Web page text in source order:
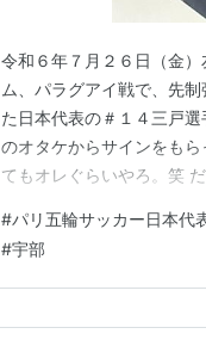
令和６年７月２６日（金
ム、パラグアイ戦で、先
た日本代表の＃１４三戸
のオタケからサインをも
てもオレぐらいやろ。笑
でええ眺めのはず。 ほな
家宝にするわ。笑 １．パ
#パリ五輪サッカー日本代
#宇部